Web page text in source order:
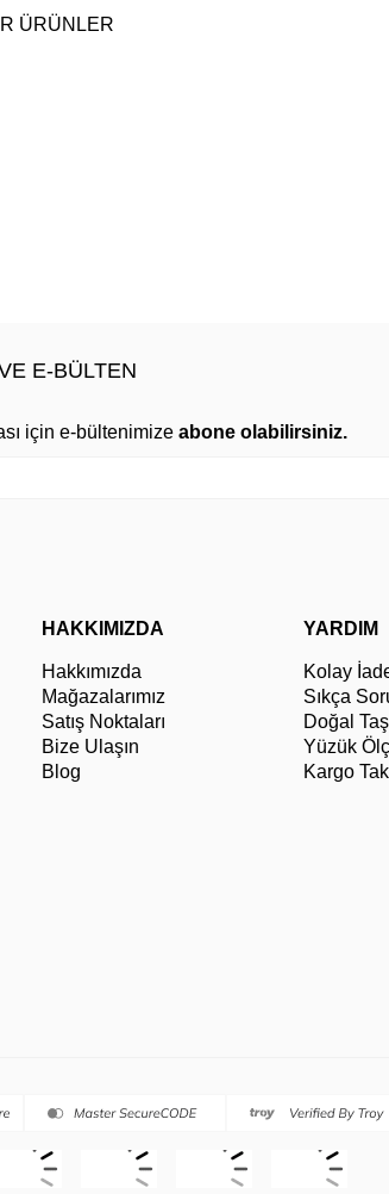
ÜRÜNLER
E-BÜLTEN
için e-bültenimize abone olabilirsiniz.
HAKKIMIZDA
Hakkımızda
Mağazalarımız
Satış Noktaları
Bize Ulaşın
Blog
YARDIM
Kolay
Sıkça
Doğal
Yüzük
Kargo